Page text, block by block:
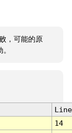
，可能的原
Line
14